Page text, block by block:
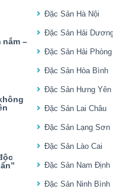
nắm –
Đặc Sản Hà Nội
Đặc Sản Hải
Đặc Sản Hải Phòng
Đặc Sản Hòa Bình
Đặc Sản Hưng Yên
Đặc Sản Lai Châu
Đặc Sản Lạng Sơn
Đặc Sản Lào Cai
Đặc Sản Nam Định
Đặc Sản Ninh Bình